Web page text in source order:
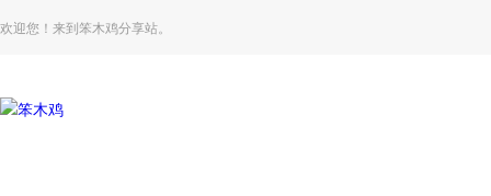
欢迎您！来到笨木鸡分享站。